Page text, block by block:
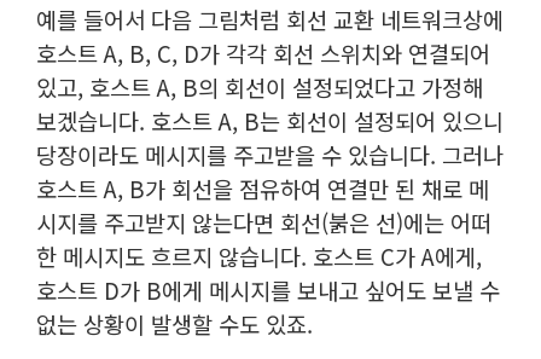
예를 들어서 다음 그림처럼 회선 교환 네트워크상에
호스트 A, B, C, D가 각각 회선 스위치와 연결되어
있고, 호스트 A, B의 회선이 설정되었다고 가정해
보겠습니다. 호스트 A, B는 회선이 설정되어 있으니
당장이라도 메시지를 주고받을 수 있습니다. 그러나
호스트 A, B가 회선을 점유하여 연결만 된 채로 메
시지를 주고받지 않는다면 회선(붉은 선)에는 어떠
한 메시지도 흐르지 않습니다. 호스트 C가 A에게,
호스트 D가 B에게 메시지를 보내고 싶어도 보낼 수
없는 상황이 발생할 수도 있죠.